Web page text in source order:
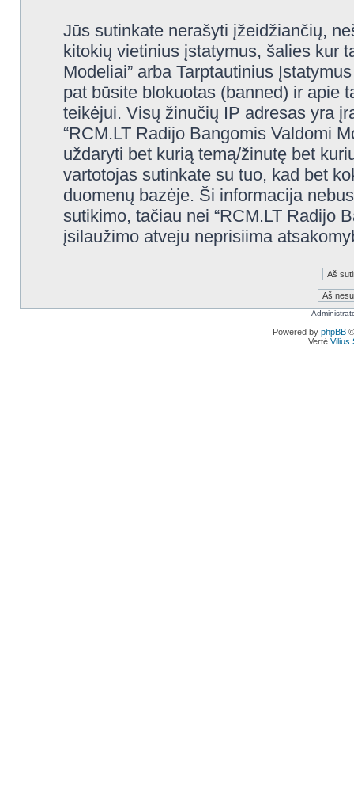
Jūs sutinkate nerašyti įžeidžiančių,
kitokių vietinius įstatymus, šalies kur
Modeliai” arba Tarptautinius
pat būsite blokuotas (banned) ir apie
teikėjui. Visų žinučių IP adresas yra
“RCM.LT Radijo Bangomis Valdomi
uždaryti bet kurią temą/žinutę bet
vartotojas sutinkate su tuo, kad bet
duomenų bazėje. Ši informacija
sutikimo, tačiau nei “RCM.LT Radijo
įsilaužimo atveju neprisiima
Powered by phpBB
Vertė Vilius